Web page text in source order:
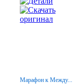
Марафон к Между...